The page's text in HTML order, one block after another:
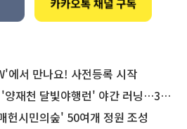
에서 만나요! 사전등록 시작
천 달빛야행런' 야간 러닝…300명 모집
헌시민의숲' 50여개 정원 조성